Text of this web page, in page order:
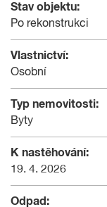
Stav objektu:
Po rekonstrukci
Vlastnictví:
Osobní
Typ nemovitosti:
Byty
K nastěhování:
19. 4. 2026
Odpad: